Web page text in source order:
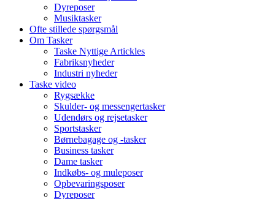
Dyreposer
Musiktasker
Ofte stillede spørgsmål
Om Tasker
Taske Nyttige Artickles
Fabriksnyheder
Industri nyheder
Taske video
Rygsække
Skulder- og messengertasker
Udendørs og rejsetasker
Sportstasker
Børnebagage og -tasker
Business tasker
Dame tasker
Indkøbs- og muleposer
Opbevaringsposer
Dyreposer